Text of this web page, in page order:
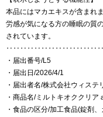
本品にはマカエキスが含まれ
労感が気になる方の睡眠の質
されています。
・届出番号/L5
・届出日/2026/4/1
・届出者名/株式会社ウィステ
・商品名/ミルトキオククリア
・食品の区分/加工食品(錠剤